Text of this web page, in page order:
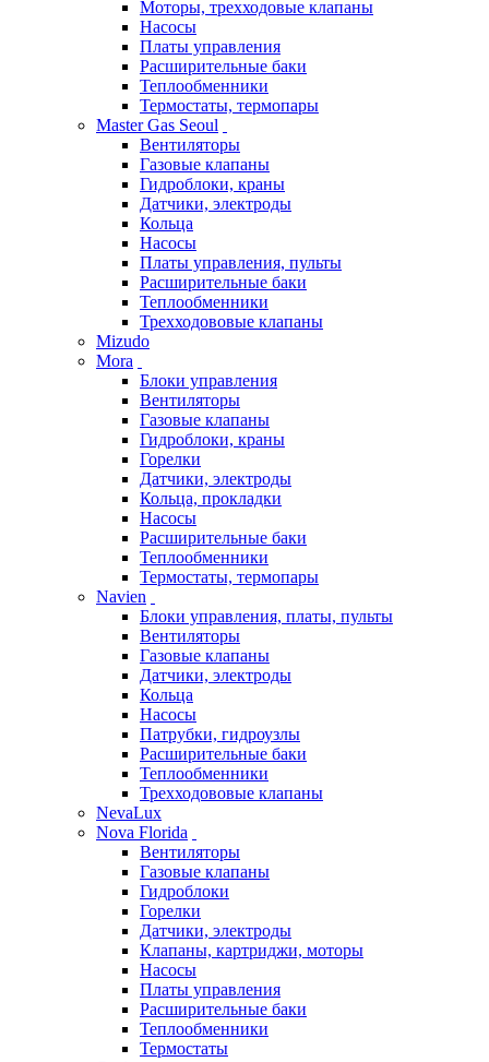
Моторы, трехходовые клапаны
Насосы
Платы управления
Расширительные баки
Теплообменники
Термостаты, термопары
Master Gas Seoul
Вентиляторы
Газовые клапаны
Гидроблоки, краны
Датчики, электроды
Кольца
Насосы
Платы управления, пульты
Расширительные баки
Теплообменники
Трехходововые клапаны
Mizudo
Mora
Блоки управления
Вентиляторы
Газовые клапаны
Гидроблоки, краны
Горелки
Датчики, электроды
Кольца, прокладки
Насосы
Расширительные баки
Теплообменники
Термостаты, термопары
Navien
Блоки управления, платы, пульты
Вентиляторы
Газовые клапаны
Датчики, электроды
Кольца
Насосы
Патрубки, гидроузлы
Расширительные баки
Теплообменники
Трехходововые клапаны
NevaLux
Nova Florida
Вентиляторы
Газовые клапаны
Гидроблоки
Горелки
Датчики, электроды
Клапаны, картриджи, моторы
Насосы
Платы управления
Расширительные баки
Теплообменники
Термостаты